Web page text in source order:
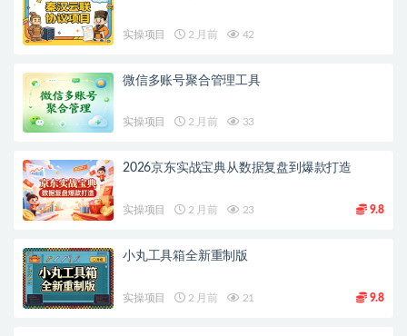
实操项目 2 月前 42
微信多账号聚合管理工具
实操项目 2 月前 33
2026京东实战宝典从数据复盘到爆款打造
实操项目 2 月前 23 9.8
小丸工具箱全新重制版
实操项目 2 月前 21 9.8